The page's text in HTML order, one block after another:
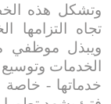
وتشكل هذه
تجاه التزامها
ويبذل موظفي
الخدمات وتوسيع
خدماتها -